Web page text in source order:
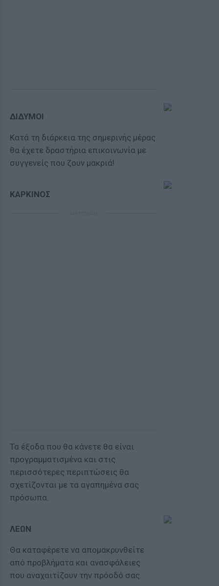
ΔΙΔΥΜΟΙ
Κατά τη διάρκεια της σημερινής μέρας
θα έχετε δραστήρια επικοινωνία με
συγγενείς που ζουν μακριά!
ΚΑΡΚΙΝΟΣ
Τα έξοδα που θα κάνετε θα είναι
προγραμματισμένα και στις
περισσότερες περιπτώσεις θα
σχετίζονται με τα αγαπημένα σας
πρόσωπα.
ΛΕΩΝ
Θα καταφέρετε να απομακρυνθείτε
από προβλήματα και ανασφάλειες
που αναχαιτίζουν την πρόοδό σας.